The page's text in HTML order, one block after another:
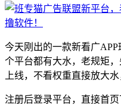
今天刚出的一款新看广
个平台都有大水，老规矩
上线，不看权重直接放大水
注册后登录平台，直接首